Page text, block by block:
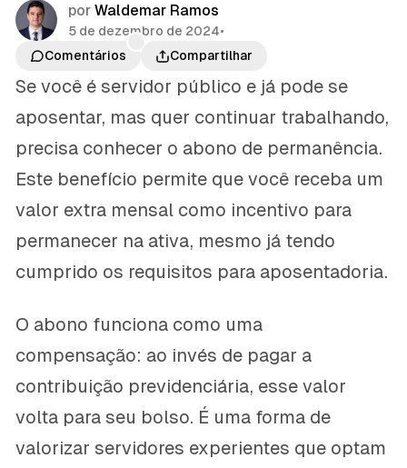
por Waldemar Ramos
5 de dezembro de 2024•
Comentários
Compartilhar
Se você é servidor público e já pode se
aposentar, mas quer continuar trabalhando,
precisa conhecer o abono de permanência.
Este benefício permite que você receba um
valor extra mensal como incentivo para
permanecer na ativa, mesmo já tendo
cumprido os requisitos para aposentadoria.
O abono funciona como uma
compensação: ao invés de pagar a
contribuição previdenciária, esse valor
volta para seu bolso. É uma forma de
valorizar servidores experientes que optam